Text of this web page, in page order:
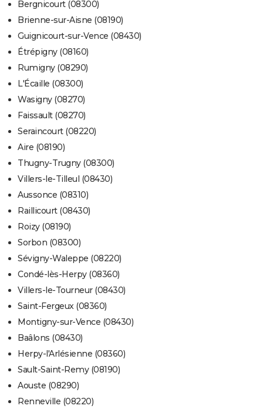
Bergnicourt (08300)
Brienne-sur-Aisne (08190)
Guignicourt-sur-Vence (08430)
Étrépigny (08160)
Rumigny (08290)
L'Écaille (08300)
Wasigny (08270)
Faissault (08270)
Seraincourt (08220)
Aire (08190)
Thugny-Trugny (08300)
Villers-le-Tilleul (08430)
Aussonce (08310)
Raillicourt (08430)
Roizy (08190)
Sorbon (08300)
Sévigny-Waleppe (08220)
Condé-lès-Herpy (08360)
Villers-le-Tourneur (08430)
Saint-Fergeux (08360)
Montigny-sur-Vence (08430)
Baâlons (08430)
Herpy-l'Arlésienne (08360)
Sault-Saint-Remy (08190)
Aouste (08290)
Renneville (08220)